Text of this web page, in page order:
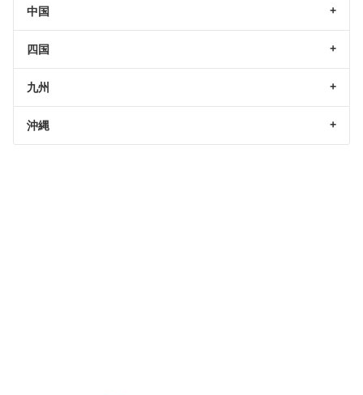
中国
四国
九州
沖縄